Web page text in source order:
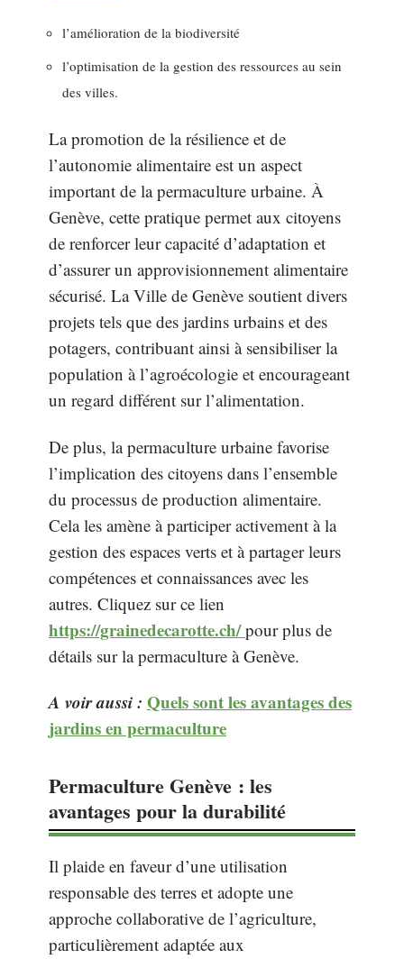
l’amélioration de la biodiversité
l’optimisation de la gestion des ressources au sein
des villes.
La promotion de la résilience et de
l’autonomie alimentaire est un aspect
important de la permaculture urbaine. À
Genève, cette pratique permet aux citoyens
de renforcer leur capacité d’adaptation et
d’assurer un approvisionnement alimentaire
sécurisé. La Ville de Genève soutient divers
projets tels que des jardins urbains et des
potagers, contribuant ainsi à sensibiliser la
population à l’agroécologie et encourageant
un regard différent sur l’alimentation.
De plus, la permaculture urbaine favorise
l’implication des citoyens dans l’ensemble
du processus de production alimentaire.
Cela les amène à participer activement à la
gestion des espaces verts et à partager leurs
compétences et connaissances avec les
autres. Cliquez sur ce lien
https://grainedecarotte.ch/ pour plus de
détails sur la permaculture à Genève.
A voir aussi : Quels sont les avantages des
jardins en permaculture
Permaculture Genève : les
avantages pour la durabilité
Il plaide en faveur d’une utilisation
responsable des terres et adopte une
approche collaborative de l’agriculture,
particulièrement adaptée aux